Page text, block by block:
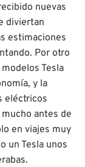
nuevas
diviertan
estimaciones
Por otro
Tesla
y la
eléctricos
antes de
en viajes muy
un Tesla unos